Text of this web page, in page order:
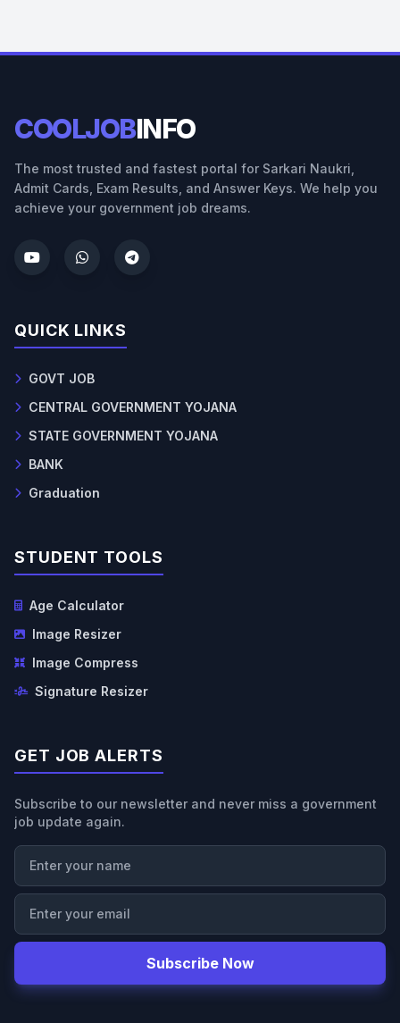
COOLJOBINFO
The most trusted and fastest portal for Sarkari Naukri,
Admit Cards, Exam Results, and Answer Keys. We help you
achieve your government job dreams.
QUICK LINKS
GOVT JOB
CENTRAL GOVERNMENT YOJANA
STATE GOVERNMENT YOJANA
BANK
Graduation
STUDENT TOOLS
Age Calculator
Image Resizer
Image Compress
Signature Resizer
GET JOB ALERTS
Subscribe to our newsletter and never miss a government
job update again.
Subscribe Now